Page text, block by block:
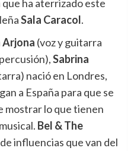
que ha aterrizado este
Sala Caracol.
Arjona (voz y guitarra
Sabrina
nació en Londres,
a España para que se
mostrar lo que tienen
Bel & The
influencias que van del